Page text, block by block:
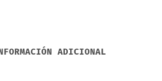
ADICIONAL